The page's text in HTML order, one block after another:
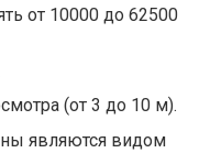
от 10000 до 62500
(от 3 до 10 м).
являются видом